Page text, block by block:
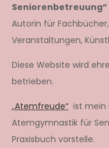
Seniorenbetreuung“
Autorin für
Veranstaltungen,
Diese Website wird
betrieben.
„Atemfreude“ ist mein
Atemgymnastik für
Praxisbuch vorstelle.